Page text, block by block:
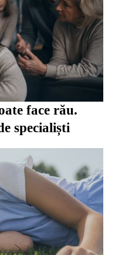
face rău.
specialiști